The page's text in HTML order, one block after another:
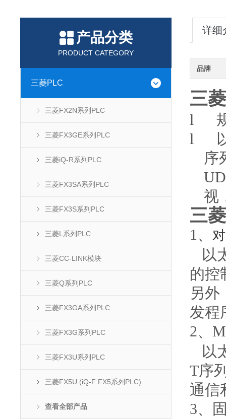
产品分类
PRODUCT CATEGORY
三菱PLC
三菱FX2N系列PLC
三菱FX3GE系列PLC
三菱iQ-R系列PLC
三菱FX3SA系列PLC
三菱FX3S系列PLC
三菱L系列PLC
三菱CC-LINK模块
三菱Q系列PLC
三菱FX3GA系列PLC
三菱FX3G系列PLC
三菱FX3U系列PLC
三菱FX5U (iQ-F FX5系列PLC)
查看全部产品
详细
品牌
三菱
l
l
序
视
三菱
1、
以
的控
另外
发程
2、
以
T序
通信
3、